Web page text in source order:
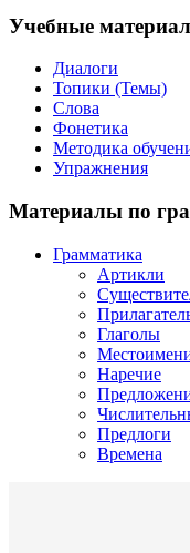
Учебные
Диалоги
Топики (Темы)
Слова
Фонетика
Методика
Упражнения
Материалы по
Грамматика
Артикли
Глаголы
Наречие
Предлоги
Времена